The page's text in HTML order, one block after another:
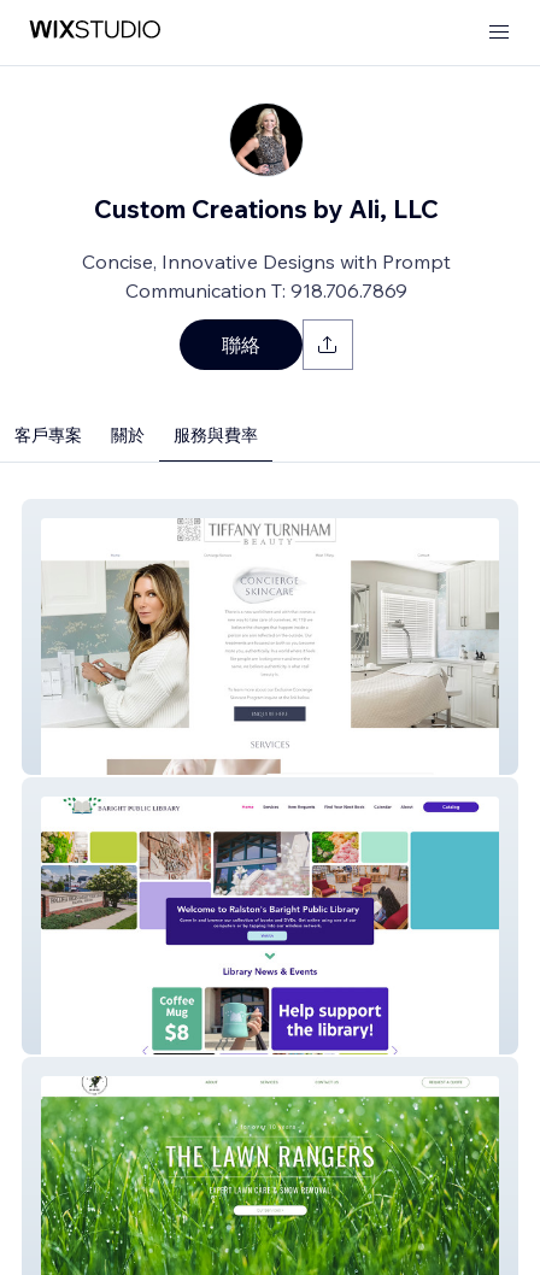
Custom Creations by Ali, LLC
Concise, Innovative Designs with Prompt
Communication T: 918.706.7869
聯絡
客戶專案 關於 服務與費率
Tiffany Turnham Beauty
Baright Library